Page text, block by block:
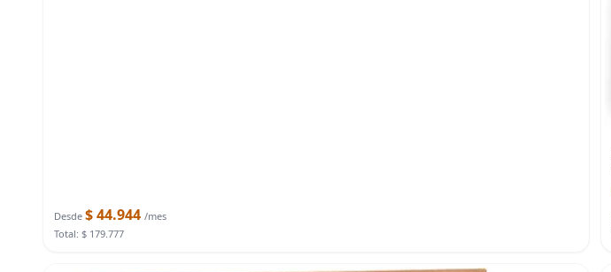
Desde $ 44.944 /mes
Total: $ 179.777